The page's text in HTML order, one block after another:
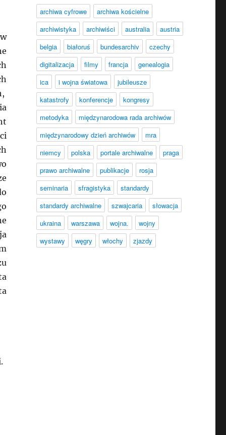
archiwa cyfrowe
archiwa kościelne
archiwistyka
archiwiści australia
austria
belgia
białoruś bundesarchiv
czechy
digitalizacja
filmy francja
genealogia
ica
i wojna światowa
jubileusze
katastrofy
konferencje
kongresy
metodyka
międzynarodowa rada archiwów
międzynarodowy dzień archiwów
mra
niemcy
polska portale archiwalne
praga
prawo archiwalne
publikacje
rosja
seminaria
sfragistyka
standardy
standardy archiwalne
szwajcaria
słowacja
ukraina
warszawa wojna.
wojny
wystawy
węgry włochy zjazdy